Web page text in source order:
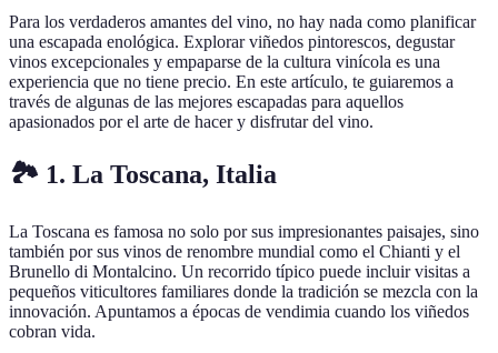
Para los verdaderos amantes del vino, no hay nada como planificar
una escapada enológica. Explorar viñedos pintorescos, degustar
vinos excepcionales y empaparse de la cultura vinícola es una
experiencia que no tiene precio. En este artículo, te guiaremos a
través de algunas de las mejores escapadas para aquellos
apasionados por el arte de hacer y disfrutar del vino.
🏞️ 1. La Toscana, Italia
La Toscana es famosa no solo por sus impresionantes paisajes, sino
también por sus vinos de renombre mundial como el Chianti y el
Brunello di Montalcino. Un recorrido típico puede incluir visitas a
pequeños viticultores familiares donde la tradición se mezcla con la
innovación. Apuntamos a épocas de vendimia cuando los viñedos
cobran vida.